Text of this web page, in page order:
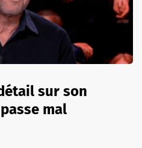
sur son
mal